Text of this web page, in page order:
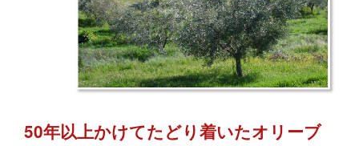
50年以上かけてたどり着いたオリーブ